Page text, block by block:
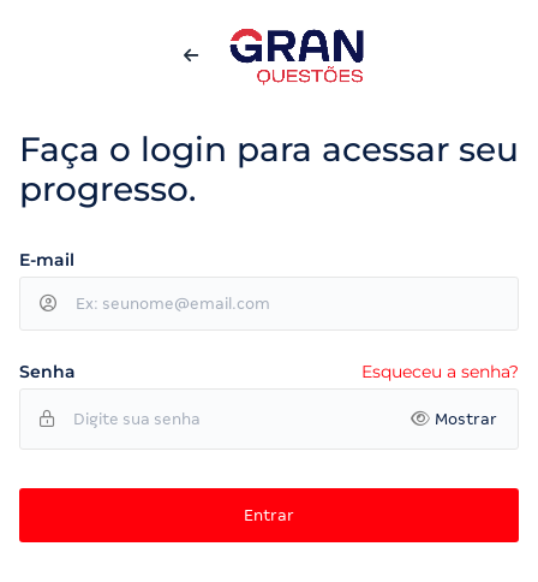
Faça o login para acessar seu
progresso.
E-mail
Senha Esqueceu a senha?
Mostrar
Entrar